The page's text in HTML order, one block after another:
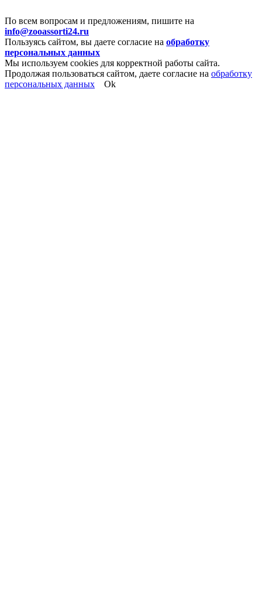
По всем вопросам и предложениям, пишите на
info@zooassorti24.ru
Пользуясь сайтом, вы даете согласие на обработку
персональных данных
Мы используем cookies для корректной работы сайта.
Продолжая пользоваться сайтом, даете согласие на обработку
персональных данных
Ok